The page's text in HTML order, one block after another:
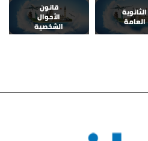
الثانوية
العامة
قانون
الأحوال
الشخصية